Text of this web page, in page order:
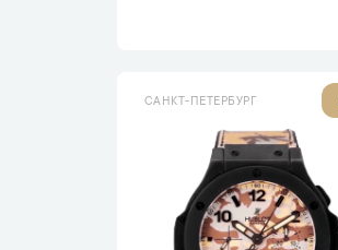
САНКТ-ПЕТЕРБУРГ